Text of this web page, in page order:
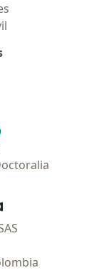
de inicio